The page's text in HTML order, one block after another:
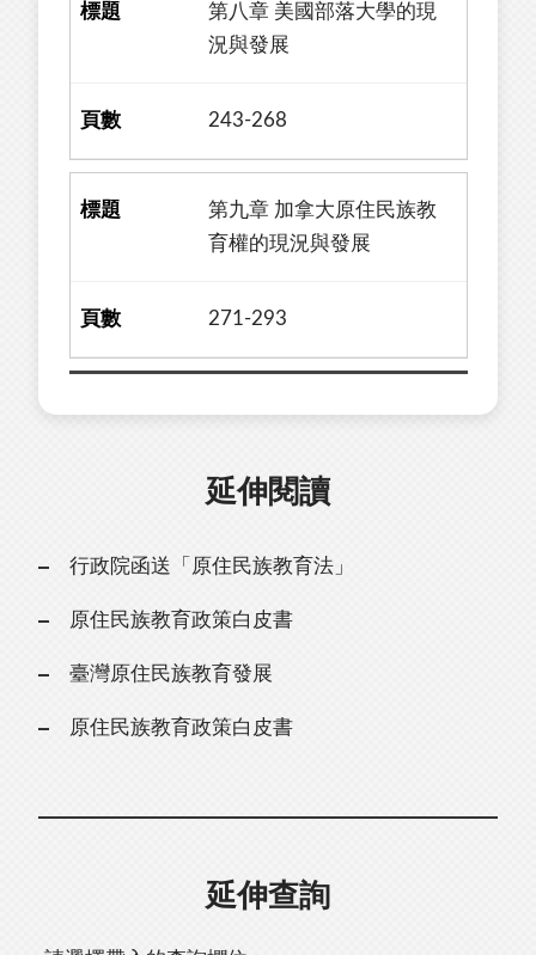
第八章 美國部落大學的現
況與發展
243-268
第九章 加拿大原住民族教
育權的現況與發展
271-293
延伸閱讀
行政院函送「原住民族教育法」
原住民族教育政策白皮書
臺灣原住民族教育發展
原住民族教育政策白皮書
延伸查詢